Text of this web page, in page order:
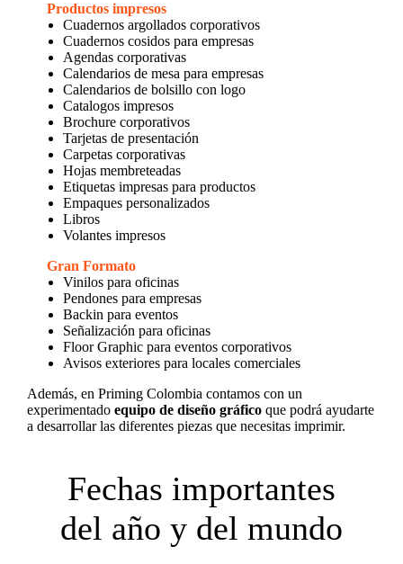
Productos impresos
Cuadernos argollados corporativos
Cuadernos cosidos para empresas
Agendas corporativas
Calendarios de mesa para empresas
Calendarios de bolsillo con logo
Catalogos impresos
Brochure corporativos
Tarjetas de presentación
Carpetas corporativas
Hojas membreteadas
Etiquetas impresas para productos
Empaques personalizados
Libros
Volantes impresos
Gran Formato
Vinilos para oficinas
Pendones para empresas
Backin para eventos
Señalización para oficinas
Floor Graphic para eventos corporativos
Avisos exteriores para locales comerciales
Además, en Priming Colombia contamos con un
experimentado equipo de diseño gráficoque podrá ayudarte
a desarrollar las diferentes piezas que necesitas imprimir.
Fechas importantes
del año y del mundo